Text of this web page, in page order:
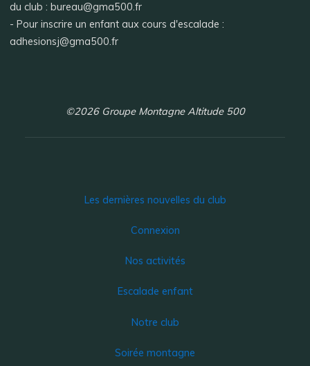
du club : bureau@gma500.fr
- Pour inscrire un enfant aux cours d'escalade :
adhesionsj@gma500.fr
©2026 Groupe Montagne Altitude 500
Les dernières nouvelles du club
Connexion
Nos activités
Escalade enfant
Notre club
Soirée montagne